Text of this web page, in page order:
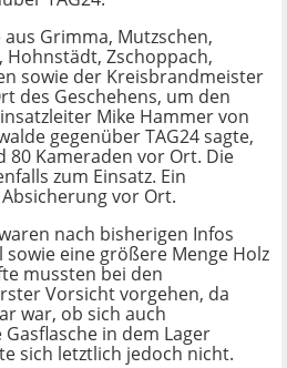
Grimma, Mutzschen,
Hohnstädt, Zschoppach,
sowie der Kreisbrandmeister
des Geschehens, um den
Mike Hammer von
gegenüber TAG24 sagte,
80 Kameraden vor Ort. Die
zum Einsatz. Ein
vor Ort.
nach bisherigen Infos
eine größere Menge Holz
mussten bei den
Vorsicht vorgehen, da
war, ob sich auch
in dem Lager
sich letztlich jedoch nicht.